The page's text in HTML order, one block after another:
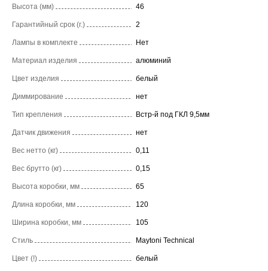
Высота (мм) 46
Гарантийный срок (г.) 2
Лампы в комплекте Нет
Материал изделия алюминий
Цвет изделия белый
Диммирование нет
Тип крепления Встр-й под ГКЛ 9,5мм
Датчик движения нет
Вес нетто (кг) 0,11
Вес брутто (кг) 0,15
Высота коробки, мм 65
Длина коробки, мм 120
Ширина коробки, мм 105
Стиль Maytoni Technical
Цвет (!) белый